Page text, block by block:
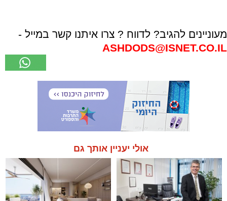
מעוניינים להגיב? לדווח ? צרו איתנו קשר במייל -
ASHDODS@ISNET.CO.IL
אולי יעניין אותך גם